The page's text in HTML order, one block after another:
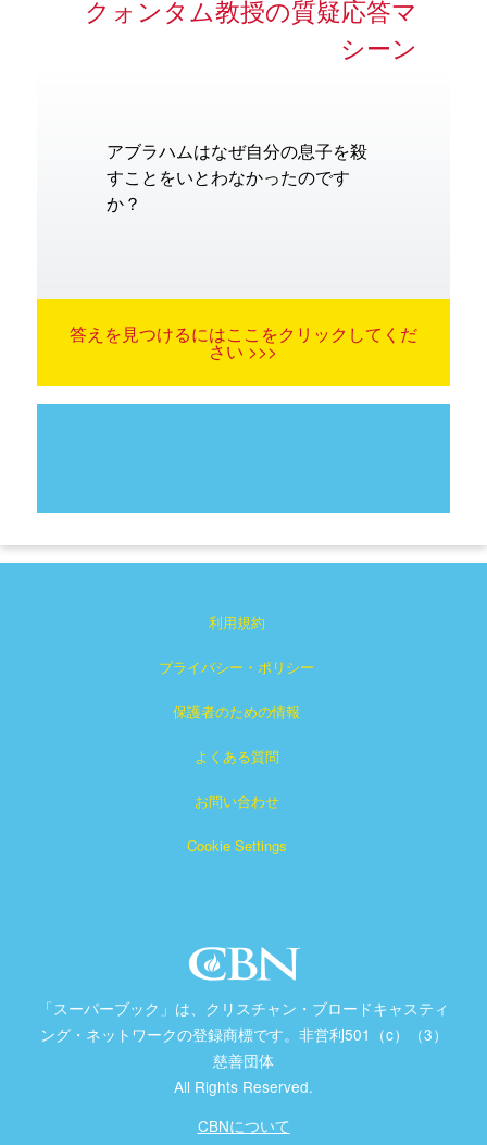
クォンタム教授の質疑応答マ
シーン
アブラハムはなぜ自分の息子を殺
すことをいとわなかったのです
か？
答えを見つけるにはここをクリックしてくだ
さい >>>
利用規約
プライバシー・ポリシー
保護者のための情報
よくある質問
お問い合わせ
Cookie Settings
「スーパーブック」は、クリスチャン・ブロードキャスティ
ング・ネットワークの登録商標です。非営利501（c）（3）
慈善団体
All Rights Reserved.
CBNについて